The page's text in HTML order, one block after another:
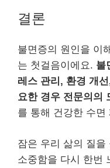
결론
불면증의 원인을 이
는 첫걸음이에요. 불
레스 관리, 환경 개
요한 경우 전문의의
를 통해 건강한 수면
잠은 우리 삶의 질을
소중함을 다시 한번